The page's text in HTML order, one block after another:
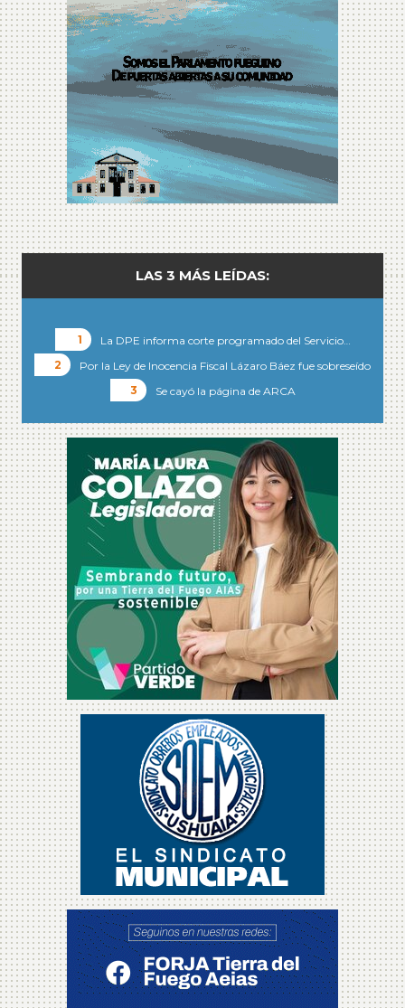
LAS 3 MÁS LEÍDAS:
La DPE informa corte programado del Servicio…
Por la Ley de Inocencia Fiscal Lázaro Báez fue sobreseído
Se cayó la página de ARCA